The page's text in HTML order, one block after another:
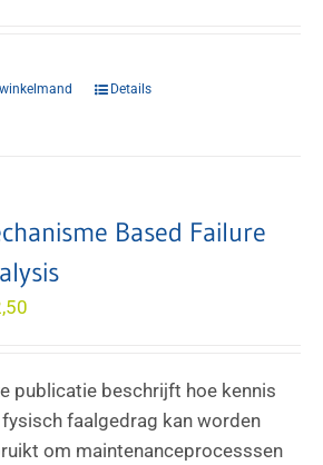
Details
Based Failure
publicatie beschrijft hoe kennis
fysisch faalgedrag kan worden
om maintenanceprocesssen